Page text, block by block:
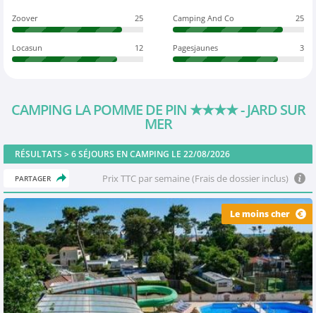
Zoover 25 Camping And Co 25
Locasun 12 Pagesjaunes 3
CAMPING LA POMME DE PIN ★★★★- JARD SUR
MER
RÉSULTATS >6SÉJOURS EN CAMPING LE 22/08/2026
PARTAGER Prix TTC par semaine (Frais de dossier inclus)
Le moins cher